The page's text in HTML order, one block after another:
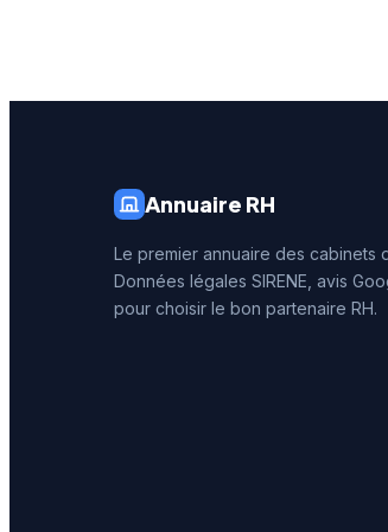
bassin d'emploi de la région
Annuaire RH
Le premier annuaire des cabinets
Données légales SIRENE, avis
pour choisir le bon partenaire RH.